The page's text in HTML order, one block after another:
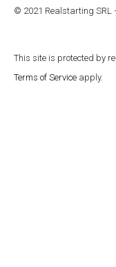
© 2021 Realstarting SRL
This site is protected by
Terms of Service apply.